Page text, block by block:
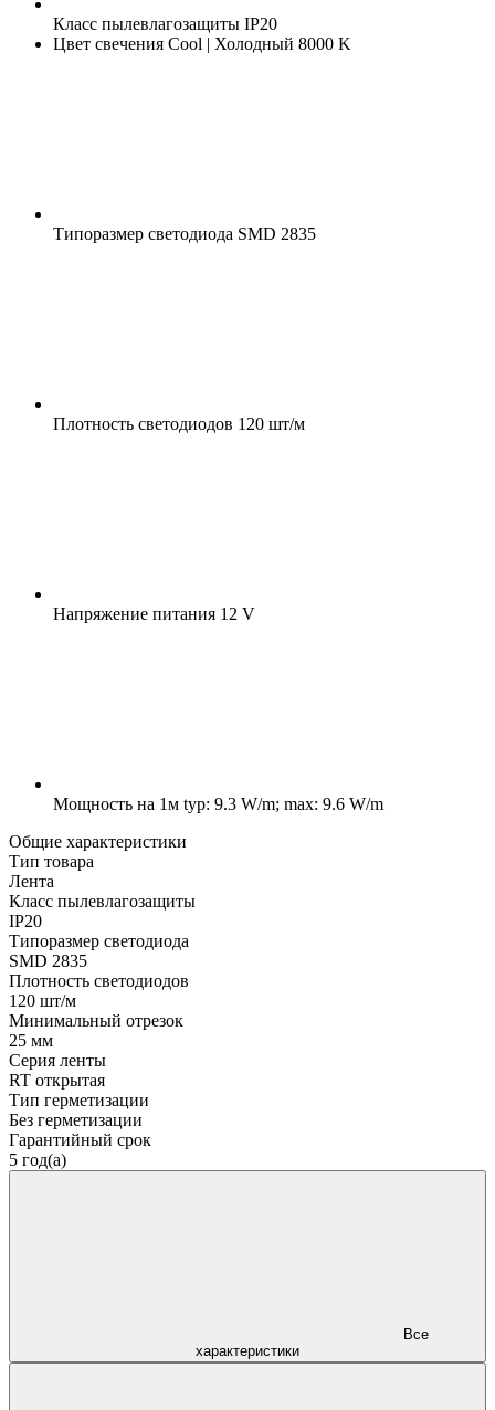
Класс пылевлагозащиты IP20
Цвет свечения Cool | Холодный 8000 K
Типоразмер светодиода SMD 2835
Плотность светодиодов 120 шт/м
Напряжение питания 12 V
Мощность на 1м typ: 9.3 W/m; max: 9.6 W/m
Общие характеристики
Тип товара
Лента
Класс пылевлагозащиты
IP20
Типоразмер светодиода
SMD 2835
Плотность светодиодов
120 шт/м
Минимальный отрезок
25 мм
Серия ленты
RT открытая
Тип герметизации
Без герметизации
Гарантийный срок
5 год(а)
характеристики